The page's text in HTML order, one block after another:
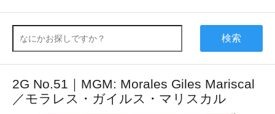
検索
2G No.51｜MGM: Morales Giles Mariscal
／モラレス・ガイルス・マリスカル